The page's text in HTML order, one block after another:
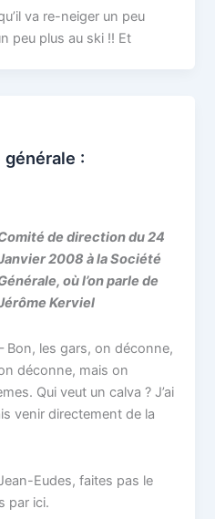
va re-neiger un peu
peu plus au ski !! Et
générale :
de direction du 24
2008 à la Société
où l’on parle de
Kerviel
Bon, les gars, on déconne,
déconne, mais on
Qui veut un calva ? J’ai
venir directement de la
Eudes, faites pas le
par ici.